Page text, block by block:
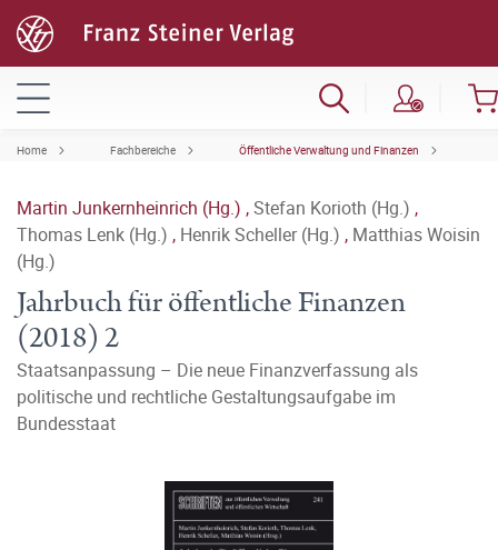
Home Fachbereiche Öffentliche Verwaltung und Finanzen
Martin Junkernheinrich (Hg.) ,Stefan Korioth (Hg.) ,
Thomas Lenk (Hg.) , Henrik Scheller (Hg.) , Matthias Woisin
(Hg.)
Jahrbuch für öffentliche Finanzen
(2018) 2
Staatsanpassung – Die neue Finanzverfassung als
politische und rechtliche Gestaltungsaufgabe im
Bundesstaat